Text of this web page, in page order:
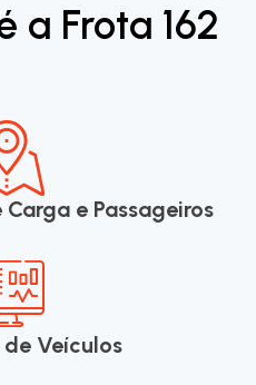
a Frota 162
e Passageiros
Veículos